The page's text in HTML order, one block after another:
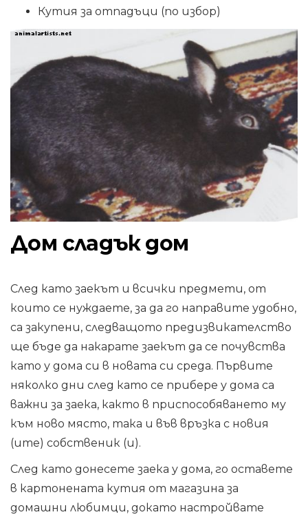
Кутия за отпадъци (по избор)
Дом сладък дом
След като заекът и всички предмети, от
които се нуждаете, за да го направите удобно,
са закупени, следващото предизвикателство
ще бъде да накарате заекът да се почувства
като у дома си в новата си среда. Първите
няколко дни след като се прибере у дома са
важни за заека, както в приспособяването му
към ново място, така и във връзка с новия
(ите) собственик (и).
След като донесете заека у дома, го оставете
в картонената кутия от магазина за
домашни любимци, докато настройвате